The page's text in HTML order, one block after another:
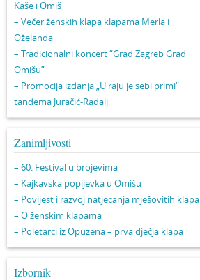
Kaše i Omiš
– Večer ženskih klapa klapama Merla i
Oželanda
– Tradicionalni koncert “Grad Zagreb Grad
Omišu”
– Promocija izdanja „U raju je sebi primi“
tandema Juračić-Radalj
Zanimljivosti
– 60. Festival u brojevima
– Kajkavska popijevka u Omišu
– Povijest i razvoj natjecanja mješovitih klapa
– O ženskim klapama
– Poletarci iz Opuzena – prva dječja klapa
Izbornik